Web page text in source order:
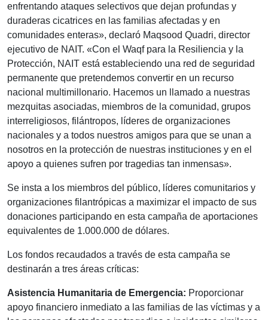
enfrentando ataques selectivos que dejan profundas y
duraderas cicatrices en las familias afectadas y en
comunidades enteras», declaró Maqsood Quadri, director
ejecutivo de NAIT. «Con el Waqf para la Resiliencia y la
Protección, NAIT está estableciendo una red de seguridad
permanente que pretendemos convertir en un recurso
nacional multimillonario. Hacemos un llamado a nuestras
mezquitas asociadas, miembros de la comunidad, grupos
interreligiosos, filántropos, líderes de organizaciones
nacionales y a todos nuestros amigos para que se unan a
nosotros en la protección de nuestras instituciones y en el
apoyo a quienes sufren por tragedias tan inmensas».
Se insta a los miembros del público, líderes comunitarios y
organizaciones filantrópicas a maximizar el impacto de sus
donaciones participando en esta campaña de aportaciones
equivalentes de 1.000.000 de dólares.
Los fondos recaudados a través de esta campaña se
destinarán a tres áreas críticas:
Asistencia Humanitaria de Emergencia: Proporcionar
apoyo financiero inmediato a las familias de las víctimas y a